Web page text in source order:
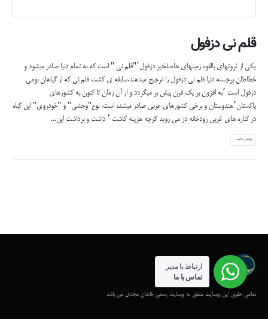
قلم نی دزفول
یکی از ثروتهای بالقوه زمینهای حاصلخیز دزفول٬"قلم نی " است که به تمام دنیا صادر میشود و
خطاطان برجسته دنیا قلم نی دزفول را ترجیح میدهند.سابقه ی کشت قلم نی که از گیاهان بومی
دزفول است ٬به افزون بر یک قرن پیش بر میگردد و از آن زمان تا کنون به کشورهای
پاکستان٬هندوستان و برخی کشورهای عربی صادر میشده است. نوع"وحشی" و "خودروی" این گیاه
در کناره های غربی رودخانه دز می روید گرچه هزینه کاشت ٬ داشت و برداشت این...
بیشتر بدانید...
تمامی حقوق این وبسایت متعلق به وبسایت رسمی خاندان مجدی می باشد
ارتباط با مدیر
تماس با ما